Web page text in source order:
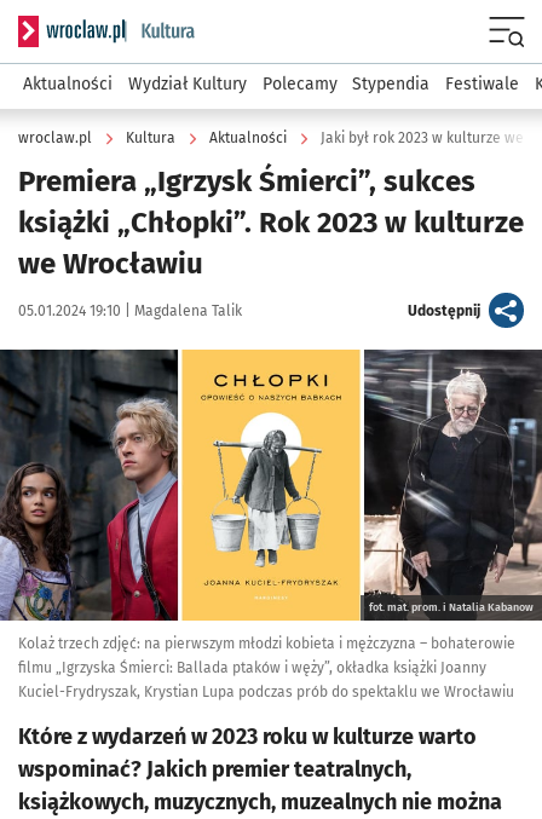
Serwis informacyjny wroclaw.pl podserwis: Kultura
Aktualności Wydział Kultury Polecamy Stypendia Festiwale
wroclaw.pl Kultura Aktualności Jaki był rok 2023 w kulturze we
Premiera „Igrzysk Śmierci”, sukces
książki „Chłopki”. Rok 2023 w kulturze
we Wrocławiu
Data publikacji:
05.01.2024 19:10 | Autor:
Magdalena Talik Udostępnijartykuł
Kliknij, aby powiększyć
fot. mat. prom. i Natalia Kabanow
Kolaż trzech zdjęć: na pierwszym młodzi kobieta i mężczyzna – bohaterowie
filmu „Igrzyska Śmierci: Ballada ptaków i węży”, okładka książki Joanny
Kuciel-Frydryszak, Krystian Lupa podczas prób do spektaklu we Wrocławiu
Które z wydarzeń w 2023 roku w kulturze warto
wspominać? Jakich premier teatralnych,
książkowych, muzycznych, muzealnych nie można